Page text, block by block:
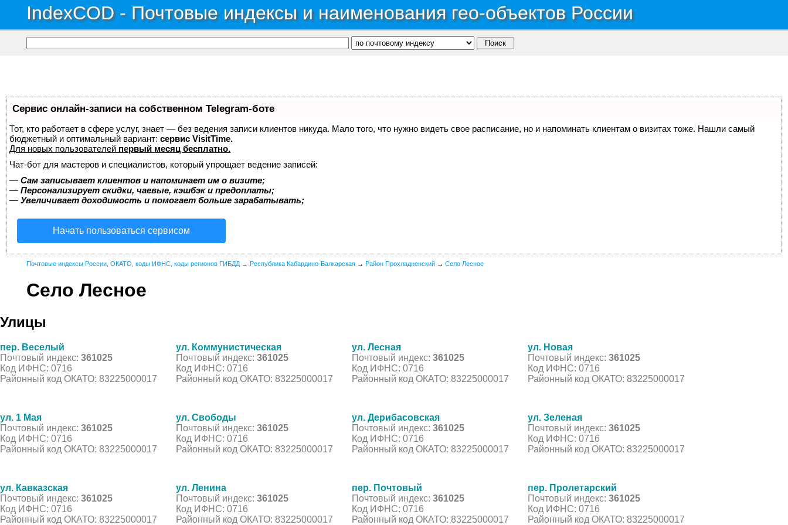
IndexCOD - Почтовые индексы и наименования гео-объектов России
Сервис онлайн-записи на собственном Telegram-боте
Тот, кто работает в сфере услуг, знает — без ведения записи клиентов никуда. Мало того, что нужно видеть свое расписание, но и напоминать клиентам о визитах тоже. Нашли самый
бюджетный и оптимальный вариант: сервис VisitTime.
Для новых пользователей первый месяц бесплатно.
Чат-бот для мастеров и специалистов, который упрощает ведение записей:
— Сам записывает клиентов и напоминает им о визите;
— Персонализирует скидки, чаевые, кэшбэк и предоплаты;
— Увеличивает доходимость и помогает больше зарабатывать;
Начать пользоваться сервисом
Почтовые индексы России, ОКАТО, коды ИФНС, коды регионов ГИБДД → Республика Кабардино-Балкарская → Район Прохладненский → Село Лесное
Село Лесное
Улицы
пер. Веселый
Почтовый индекс: 361025
Код ИФНС: 0716
Районный код ОКАТО: 83225000017
ул. Коммунистическая
Почтовый индекс: 361025
Код ИФНС: 0716
Районный код ОКАТО: 83225000017
ул. Лесная
Почтовый индекс: 361025
Код ИФНС: 0716
Районный код ОКАТО: 83225000017
ул. Новая
Почтовый индекс: 361025
Код ИФНС: 0716
Районный код ОКАТО: 83225000017
ул. 1 Мая
Почтовый индекс: 361025
Код ИФНС: 0716
Районный код ОКАТО: 83225000017
ул. Свободы
Почтовый индекс: 361025
Код ИФНС: 0716
Районный код ОКАТО: 83225000017
ул. Дерибасовская
Почтовый индекс: 361025
Код ИФНС: 0716
Районный код ОКАТО: 83225000017
ул. Зеленая
Почтовый индекс: 361025
Код ИФНС: 0716
Районный код ОКАТО: 83225000017
ул. Кавказская
Почтовый индекс: 361025
Код ИФНС: 0716
Районный код ОКАТО: 83225000017
ул. Ленина
Почтовый индекс: 361025
Код ИФНС: 0716
Районный код ОКАТО: 83225000017
пер. Почтовый
Почтовый индекс: 361025
Код ИФНС: 0716
Районный код ОКАТО: 83225000017
пер. Пролетарский
Почтовый индекс: 361025
Код ИФНС: 0716
Районный код ОКАТО: 83225000017